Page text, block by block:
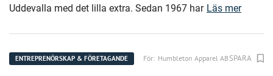
Uddevalla med det lilla extra. Sedan 1967 har Läs mer
ENTREPRENÖRSKAP & FÖRETAGANDE För: Humbleton Apparel ABSPARA